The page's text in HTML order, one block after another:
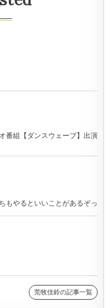
番組【ダンスウェーブ】出演
もやるといいことがあるぞっ
荒牧佳鈴の記事一覧